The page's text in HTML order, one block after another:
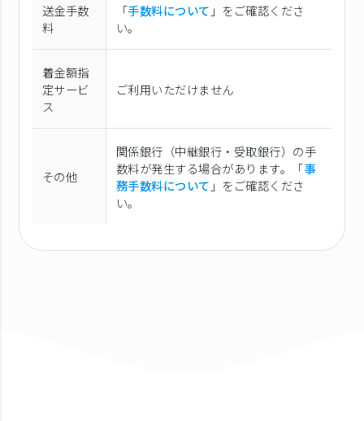
送金手数
料
「手数料について 」をご確認くださ
い。
着金額指
定サービ
ス
ご利用いただけません
その他
関係銀行（中継銀行・受取銀行）の手
数料が発生する場合があります。「事
務手数料について 」をご確認くださ
い。